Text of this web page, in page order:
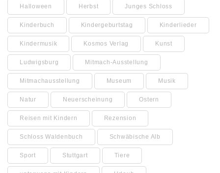
Halloween Herbst Junges Schloss
Kinderbuch Kindergeburtstag Kinderlieder
Kindermusik Kosmos Verlag Kunst
Ludwigsburg Mitmach-Ausstellung
Mitmachausstellung Museum Musik
Natur Neuerscheinung Ostern
Reisen mit Kindern Rezension
Schloss Waldenbuch Schwäbische Alb
Sport Stuttgart Tiere